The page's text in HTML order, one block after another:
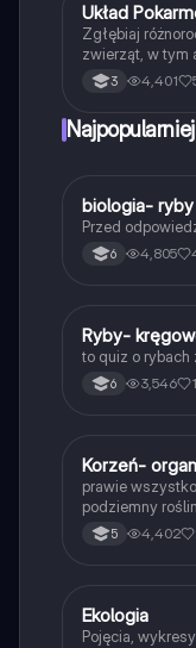
Biologia
Układ
Zgłębiaj
zwierząt, w tym
różnych
trawienia
także o roli
3 4,401
BBiologia
biologia-
Przed
6 4,805
RBiologia
Ryby-
to quiz o rybach
6 3,546 1
KBiologia
Korzeń-
prawie
podziemny
5 4,402
Biologia
Ekologia
Pojęcia,